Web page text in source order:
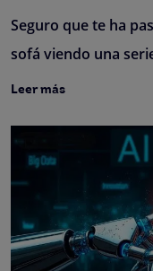
Seguro que te ha
sofá viendo una
Leer más